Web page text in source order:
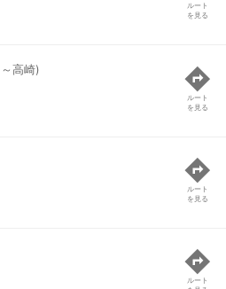
ルート
を見る
高崎)
ルート
を見る
ルート
を見る
ルート